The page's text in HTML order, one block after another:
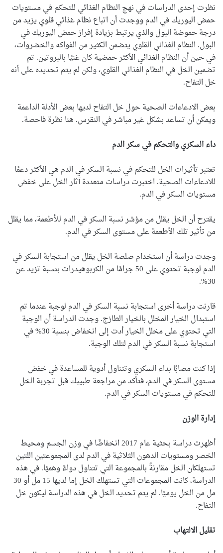
نظرت إحدى الدراسات في نهج النظام الغذائي للتحكم في مستويات
حمض اليوريك في الدم ووجدت أن اتباع نظام غذائي قلوي يزيد من
درجة حموضة البول والذي يرتبط بزيادة إفراز حمض اليوريك في
البول. النظام الغذائي القلوي يتضمن الكثير من الفواكه والخضروات،
في حين أن النظام الغذائي الأكثر حمضية كان غنيًا بالبروتين. تم
تضمين الخل في النظام الغذائي القلوي، ولكن لم يتم تحديده على أنه
خل التفاح.
بعض الادعاءات الصحية حول خل التفاح لديها بعض الأدلة الداعمة
ويمكن أن تساعد بشكل غير مباشر في النقرس. هنا نظرة فاحصة.
داء السكري والتحكم في سكر الدم
تعتبر تأثيرات الخل للتحكم في نسبة السكر في الدم هي الأكثر دعمًا
للادعاءات الصحية. اختبرت دراسات متعددة آثار الخل على خفض
مستويات السكر في الدم.
يقترح أن الخل يقلل من مؤشر نسبة السكر في الدم للأطعمة، مما يقلل
من تأثير تلك الأطعمة على مستوى السكر في الدم.
وجدت دراسة أن استخدام صلصة الخل يقلل من استجابة السكر في
الدم لوجبة تحتوي على 50 جرامًا من الكربوهيدرات بنسبة تزيد عن
30%.
قارنت دراسة أخرى استجابة نسبة السكر في الدم لوجبة عندما تم
استبدال الخيار المخلل بالخيار الطازج. وجدت الدراسة أن الوجبة
التي تحتوي على مخلل الخيار أدت إلى انخفاض بنسبة 30% في
استجابة نسبة السكر في الدم لتلك الوجبة.
إذا كنت مصابًا بداء السكري وتتناول أدوية للمساعدة في خفض
مستوى السكر في الدم، فتأكد من مراجعة طبيبك قبل تجربة الخل
للتحكم في مستويات السكر في الدم.
إدارة الوزن
أظهرت دراسة بحثية عام 2017 انخفاضًا في وزن الجسم ومحيط
الخصر ومستويات الدهون الثلاثية في الدم لدى المجموعتين اللتين
تستهلكان الخل مقارنةً بالمجموعة التي تتناول دواءً وهميًا. في هذه
الدراسة، كانت المجموعات التي تستهلك الخل إما لديها 15 مل أو 30
مل من الخل يوميًا. لم يتم تحديد الخل في هذه الدراسة ليكون خل
التفاح.
تقليل الالتهاب